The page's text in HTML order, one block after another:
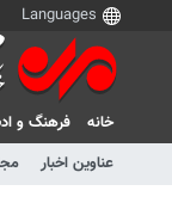
خانه فرهنگ و
عناوین اخبار